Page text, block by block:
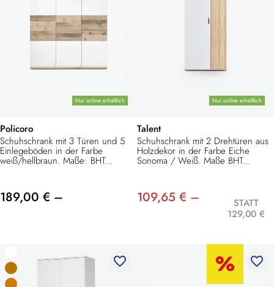
Nur online erhältlich
Policoro
Schuhschrank mit 3 Türen und 5
Einlegeböden in der Farbe
weiß/hellbraun. Maße: BHT...
189,00 € –
Nur online erhältlich
Talent
Schuhschrank mit 2 Drehtüren aus
Holzdekor in der Farbe Eiche
Sonoma / Weiß. Maße BHT...
109,65 € –
STATT
129,00 €
favorite_border favorite_border